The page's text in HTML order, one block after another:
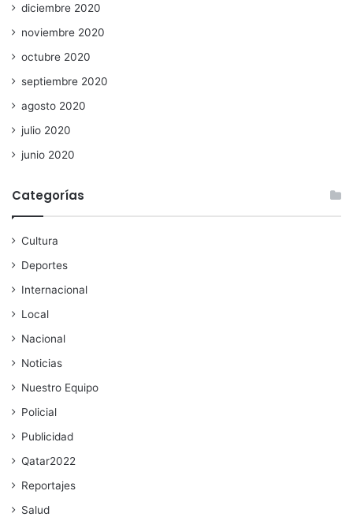
diciembre 2020
noviembre 2020
octubre 2020
septiembre 2020
agosto 2020
julio 2020
junio 2020
Categorías
Cultura
Deportes
Internacional
Local
Nacional
Noticias
Nuestro Equipo
Policial
Publicidad
Qatar2022
Reportajes
Salud